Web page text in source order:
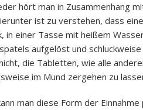
hört man in Zusammenhang
ist zu verstehen, dass
in einer Tasse mit heißem
aufgelöst und
die Tabletten, wie alle
im Mund zergehen zu
man diese Form der